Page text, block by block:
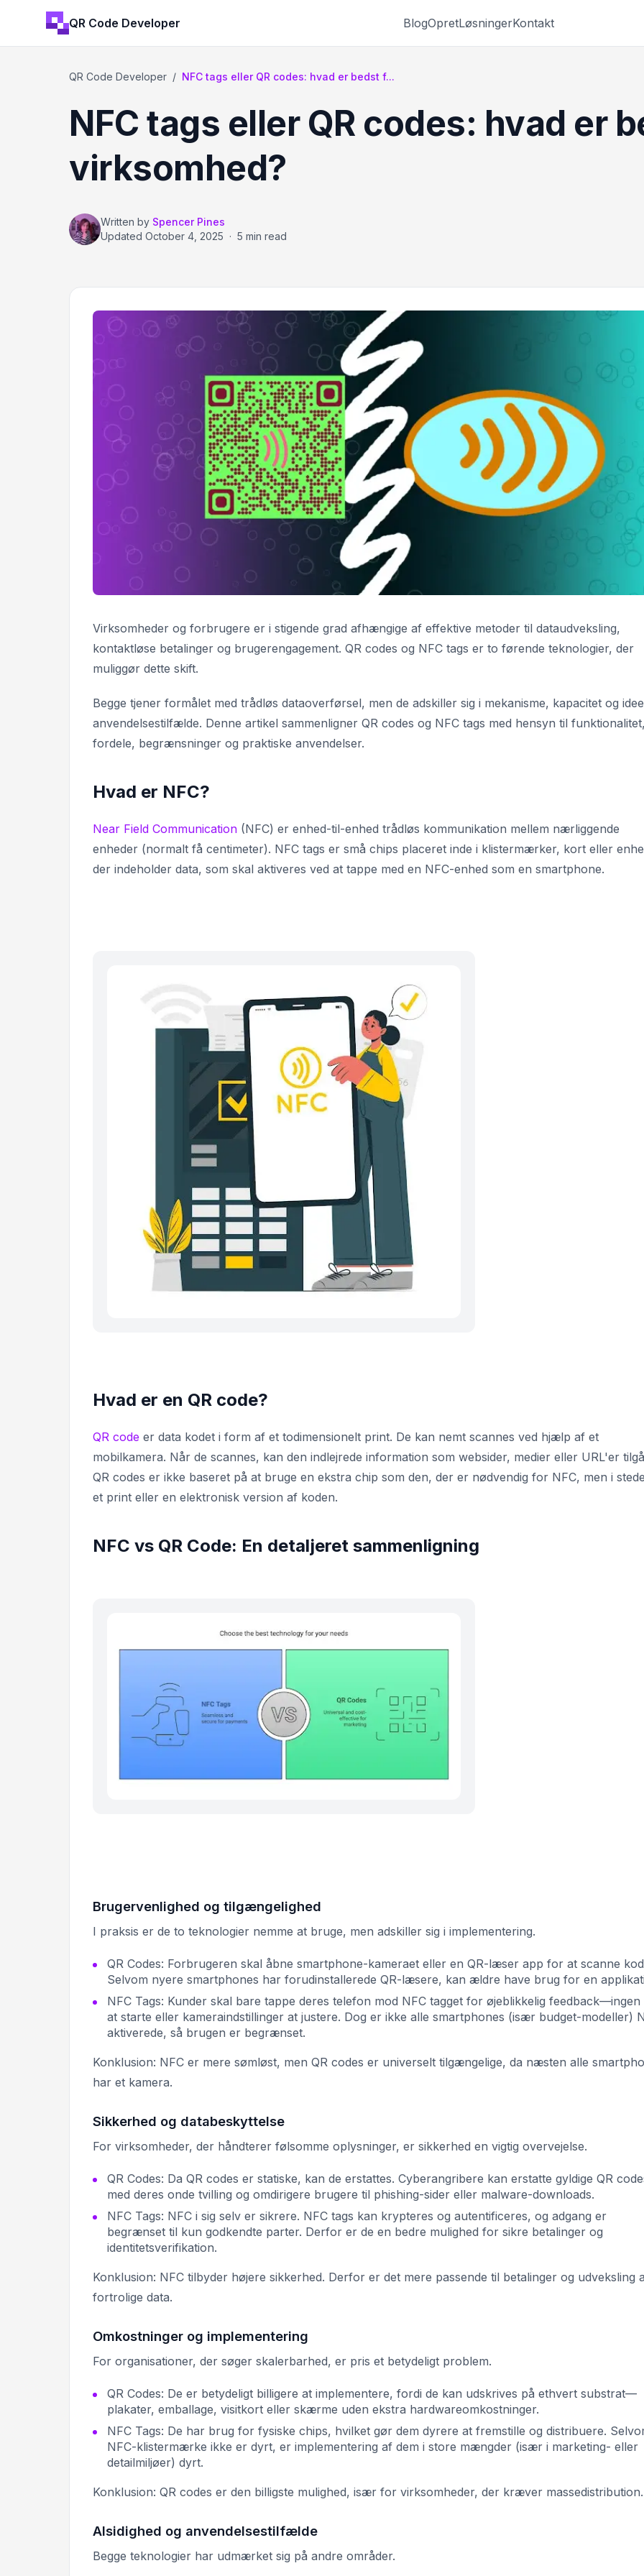
QR Code Developer BlogOpretLøsningerKontakt
QR Code Developer / NFC tags eller QR codes: hvad er bedst f...
NFC tags eller QR codes: hvad er
virksomhed?
Written by Spencer Pines
Updated October 4, 2025 · 5 min read
Virksomheder og forbrugere er i stigende grad afhængige af effektive metoder til dataudveksling,
kontaktløse betalinger og brugerengagement. QR codes og NFC tags er to førende teknologier, der
muliggør dette skift.
Begge tjener formålet med trådløs dataoverførsel, men de adskiller sig i mekanisme, kapacitet og
anvendelsestilfælde. Denne artikel sammenligner QR codes og NFC tags med hensyn til funktionalitet,
fordele, begrænsninger og praktiske anvendelser.
Hvad er NFC?
Near Field Communication (NFC) er enhed-til-enhed trådløs kommunikation mellem nærliggende
enheder (normalt få centimeter). NFC tags er små chips placeret inde i klistermærker, kort eller
der indeholder data, som skal aktiveres ved at tappe med en NFC-enhed som en smartphone.
Hvad er en QR code?
QR code er data kodet i form af et todimensionelt print. De kan nemt scannes ved hjælp af et
mobilkamera. Når de scannes, kan den indlejrede information som websider, medier eller URL'er
QR codes er ikke baseret på at bruge en ekstra chip som den, der er nødvendig for NFC, men i
et print eller en elektronisk version af koden.
NFC vs QR Code: En detaljeret sammenligning
Brugervenlighed og tilgængelighed
I praksis er de to teknologier nemme at bruge, men adskiller sig i implementering.
QR Codes: Forbrugeren skal åbne smartphone-kameraet eller en QR-læser app for at scanne
Selvom nyere smartphones har forudinstallerede QR-læsere, kan ældre have brug for en
NFC Tags: Kunder skal bare tappe deres telefon mod NFC tagget for øjeblikkelig feedback—ingen
at starte eller kameraindstillinger at justere. Dog er ikke alle smartphones (især budget-modeller)
aktiverede, så brugen er begrænset.
Konklusion: NFC er mere sømløst, men QR codes er universelt tilgængelige, da næsten alle
har et kamera.
Sikkerhed og databeskyttelse
For virksomheder, der håndterer følsomme oplysninger, er sikkerhed en vigtig overvejelse.
QR Codes: Da QR codes er statiske, kan de erstattes. Cyberangribere kan erstatte gyldige QR
med deres onde tvilling og omdirigere brugere til phishing-sider eller malware-downloads.
NFC Tags: NFC i sig selv er sikrere. NFC tags kan krypteres og autentificeres, og adgang er
begrænset til kun godkendte parter. Derfor er de en bedre mulighed for sikre betalinger og
identitetsverifikation.
Konklusion: NFC tilbyder højere sikkerhed. Derfor er det mere passende til betalinger og udveksling
fortrolige data.
Omkostninger og implementering
For organisationer, der søger skalerbarhed, er pris et betydeligt problem.
QR Codes: De er betydeligt billigere at implementere, fordi de kan udskrives på ethvert substrat—
plakater, emballage, visitkort eller skærme uden ekstra hardwareomkostninger.
NFC Tags: De har brug for fysiske chips, hvilket gør dem dyrere at fremstille og distribuere.
NFC-klistermærke ikke er dyrt, er implementering af dem i store mængder (især i marketing- eller
detailmiljøer) dyrt.
Konklusion: QR codes er den billigste mulighed, især for virksomheder, der kræver massedistribution.
Alsidighed og anvendelsestilfælde
Begge teknologier har udmærket sig på andre områder.